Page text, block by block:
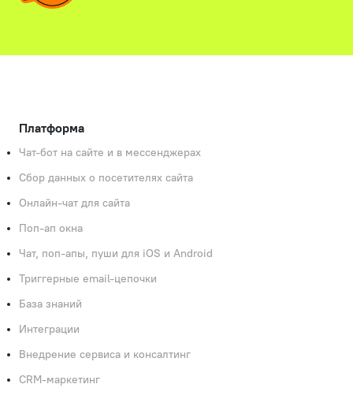
Платформа
Чат-бот на сайте и в мессенджерах
Сбор данных о посетителях сайта
Онлайн-чат для сайта
Поп-ап окна
Чат, поп‑апы, пуши для iOS и Android
Триггерные email-цепочки
База знаний
Интеграции
Внедрение сервиса и консалтинг
CRM‑маркетинг